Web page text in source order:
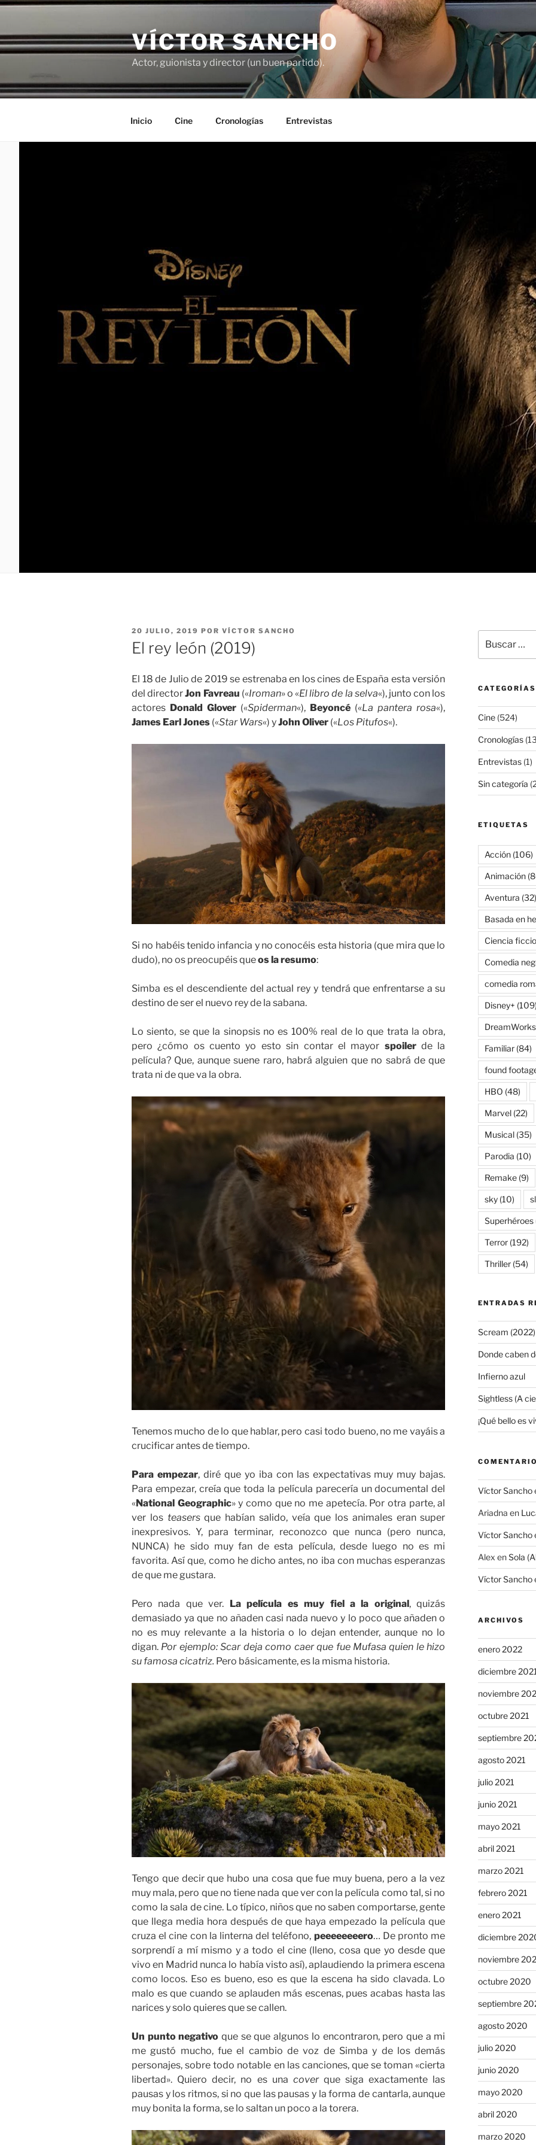
Saltar
contenido
VÍCTOR SANCHO
Actor, guionista y director (un buen partido).
Inicio Cine Cronologías Entrevistas
PUBLICADO
EL
20 JULIO, 2019 POR VÍCTOR SANCHO
El rey león (2019)
El 18 de Julio de 2019 se estrenaba en los cines de España esta versión
del directorJon Favreau («Iroman» o «El libro de la selva«), junto con los
actores Donald Glover («Spiderman«), Beyoncé («La pantera rosa«),
James Earl Jones («Star Wars«) yJohn Oliver («Los Pitufos«).
Si no habéis tenido infancia y no conocéis esta historia (que mira que lo
dudo), no os preocupéis queos la resumo:
Simba es el descendiente del actual rey y tendrá que enfrentarse a su
destino de ser el nuevo rey de la sabana.
Lo siento, se que la sinopsis no es 100% real de lo que trata la obra,
pero ¿cómo os cuento yo esto sin contar el mayor spoiler de la
película? Que, aunque suene raro, habrá alguien que no sabrá de que
trata ni de que va la obra.
Tenemos mucho de lo que hablar, pero casi todo bueno, no me vayáis a
crucificar antes de tiempo.
Para empezar, diré que yo iba con las expectativas muy muy bajas.
Para empezar, creía que toda la película parecería un documental del
«National Geographic» y como que no me apetecía. Por otra parte, al
ver los teasersque habían salido, veía que los animales eran super
inexpresivos. Y, para terminar, reconozco que nunca (pero nunca,
NUNCA) he sido muy fan de esta película, desde luego no es mi
favorita. Así que, como he dicho antes, no iba con muchas esperanzas
de que me gustara.
Pero nada que ver. La película es muy fiel a la original, quizás
demasiado ya que no añaden casi nada nuevo y lo poco que añaden o
no es muy relevante a la historia o lo dejan entender, aunque no lo
digan. Por ejemplo: Scar deja como caer que fue Mufasa quien le hizo
su famosa cicatriz. Pero básicamente, es la misma historia.
Tengo que decir que hubo una cosa que fue muy buena, pero a la vez
muy mala, pero que no tiene nada que ver con la película como tal, si no
como la sala de cine. Lo típico, niños que no saben comportarse, gente
que llega media hora después de que haya empezado la película que
cruza el cine con la linterna del teléfono, peeeeeeeero… De pronto me
sorprendí a mí mismo y a todo el cine (lleno, cosa que yo desde que
vivo en Madrid nunca lo había visto así), aplaudiendo la primera escena
como locos. Eso es bueno, eso es que la escena ha sido clavada. Lo
malo es que cuando se aplauden más escenas, pues acabas hasta las
narices y solo quieres que se callen.
Un punto negativoque se que algunos lo encontraron, pero que a mi
me gustó mucho, fue el cambio de voz de Simba y de los demás
personajes, sobre todo notable en las canciones, que se toman «cierta
libertad». Quiero decir, no es una coverque siga exactamente las
pausas y los ritmos, si no que las pausas y la forma de cantarla, aunque
muy bonita la forma, se lo saltan un poco a la torera.
por:
CATEGORÍAS
Cine(524)
Cronologías
Entrevistas(1)
Sin categoría
ETIQUETAS
Acción(106)
Animación
Aventura (32)
Basada en
Ciencia
Comedia
comedia
Disney+ (109)
DreamWorks
Familiar(84)
found
HBO (48)
Marvel(22)
Musical(35)
Parodia (10)
Remake(9)
sky(10)
Superhéroes
Terror(192)
Thriller(54)
ENTRADAS
Scream (2022)
Donde caben
Infierno azul
Sightless (A
¡Qué bello es
Víctor Sancho
Ariadna en
Víctor Sancho
Alex enSola
Víctor Sancho
ARCHIVOS
enero 2022
diciembre 2021
noviembre
octubre 2021
septiembre
agosto 2021
julio 2021
junio 2021
mayo 2021
abril 2021
marzo 2021
febrero 2021
enero 2021
diciembre
noviembre
octubre 2020
septiembre
agosto 2020
julio 2020
junio 2020
mayo 2020
abril 2020
marzo 2020